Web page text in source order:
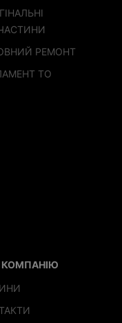
РЕМОНТ
ТО
КОМПАНІЮ